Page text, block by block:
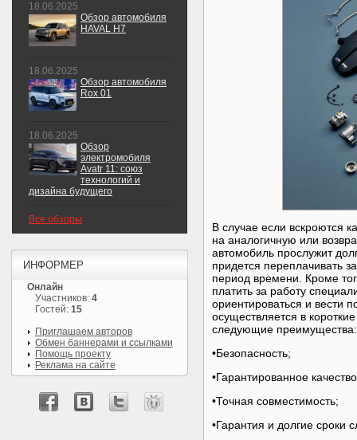
В случае если вскроются
на аналогичную или
автомобиль прослужит
придется переплачивать
период времени. Кроме
платить за работу
ориентироваться и вести
осуществляется в
следующие преимущества:
•Безопасность;
•Гарантированное
•Точная совместимость;
•Гарантия и долгие сроки
18.06.2025
Обзор автомобиля
HAVAL H7
18.06.2025
Обзор автомобиля
Rox 01
18.06.2025
Обзор
электромобиля
Avatr 11: союз
технологий и
дизайна будущего
Все обзоры
ИНФОРМЕР
Онлайн
Участников: 4
Гостей: 15
Приглашаем авторов
Обмен баннерами и ссылками
Помощь проекту
Реклама на сайте